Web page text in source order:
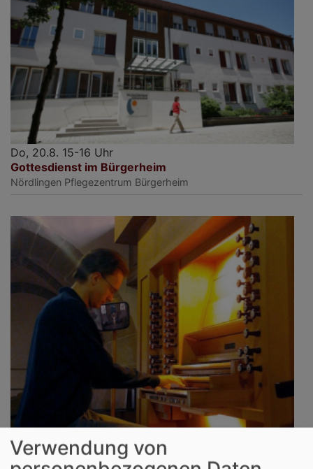
Do, 20.8. 15-16 Uhr
Gottesdienst im Bürgerheim
Nördlingen Pflegezentrum Bürgerheim
Sa, 22.8. 12-13 Uhr
Orgelmusik zur Marktzeit mit Thomas Werner
Verwendung von